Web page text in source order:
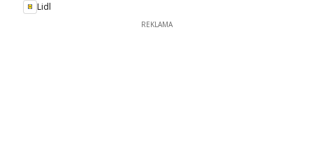
Lidl
REKLAMA